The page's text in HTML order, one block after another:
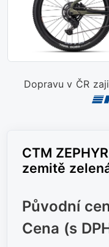
Dopravu v ČR
CTM
zemitě
Původní
Cena (s